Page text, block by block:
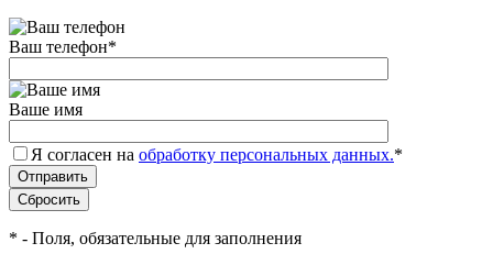
Ваш телефон*
Ваше имя
Я согласен на обработку персональных данных.*
* - Поля, обязательные для заполнения